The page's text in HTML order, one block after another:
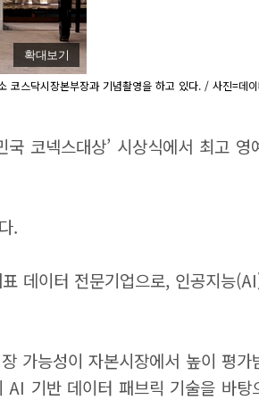
확대보기
코스닥시장본부장과 기념촬영을 하고 있다. / 사진=데
코넥스대상’ 시상식에서 최고 영
.
데이터 전문기업으로, 인공지능
가능성이 자본시장에서 높이 평가
기반 데이터 패브릭 기술을 바탕